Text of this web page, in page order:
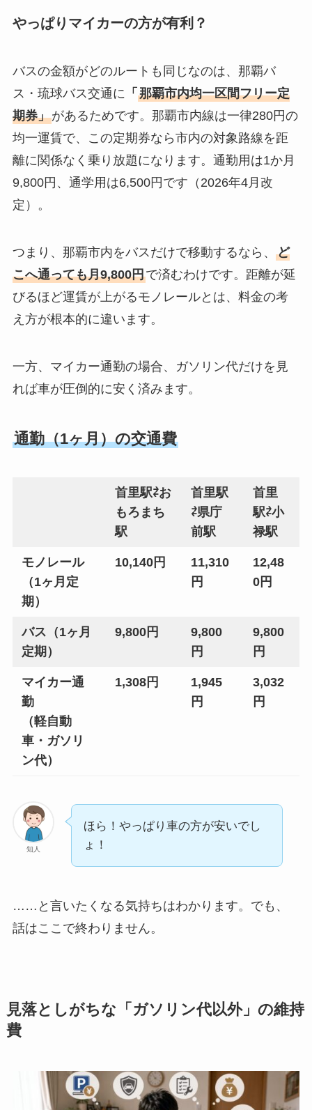
やっぱりマイカーの方が有利？
バスの金額がどのルートも同じなのは、那覇バ
ス・琉球バス交通に 「 那覇市内均一区間フリー定
期券」があるためです。那覇市内線は一律280円の
均一運賃で、この定期券なら市内の対象路線を距
離に関係なく乗り放題になります。通勤用は1か月
9,800円、通学用は6,500円です（2026年4月改
定）。
つまり、那覇市内をバスだけで移動するなら、 ど
こへ通っても月9,800円で済むわけです。距離が延
びるほど運賃が上がるモノレールとは、料金の考
え方が根本的に違います。
一方、マイカー通勤の場合、ガソリン代だけを見
れば車が圧倒的に安く済みます。
通勤（1ヶ月）の交通費
首里駅⇄お
もろまち
駅
首里駅
⇄県庁
前駅
首里
駅⇄小
禄駅
モノレール
（1ヶ月定
期）
10,140円
11,310
円
12,48
0円
バス（1ヶ月
定期）
9,800円
9,800
円
9,800
円
マイカー通
勤
（軽自動
車・ガソリ
ン代）
1,308円
1,945
円
3,032
円
知人
ほら！やっぱり車の方が安いでし
ょ！
……と言いたくなる気持ちはわかります。でも、
話はここで終わりません。
見落としがちな「ガソリン代以外」の維持
費